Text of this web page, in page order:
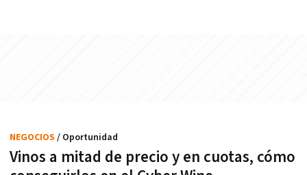
Vinos a mitad de precio y en cuotas, cómo
NEGOCIOS / Oportunidad